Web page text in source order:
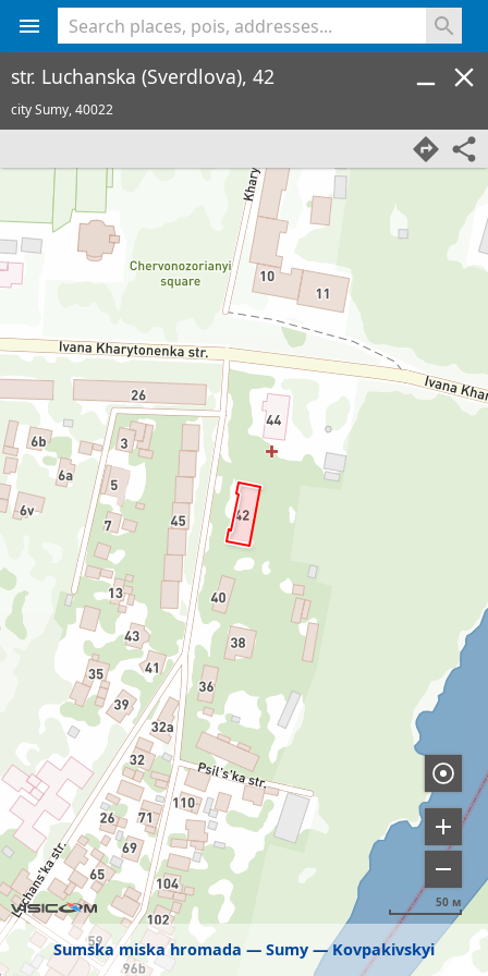
Sumska miska hromada Sumy Kovpakivskyi
50 м
str. Luchanska (Sverdlova), 42
city Sumy,40022
<% console.log(hcard) %>